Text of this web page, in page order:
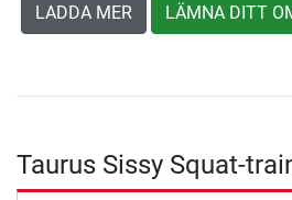
LADDA MER LÄMNA DITT
Taurus Sissy Squat-